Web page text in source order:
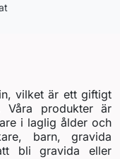
vilket är ett giftigt
Våra produkter är
i laglig ålder och
barn, gravida
bli gravida eller